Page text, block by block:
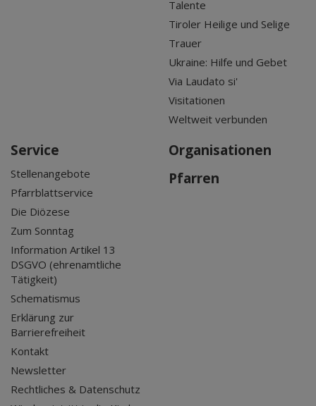
Talente
Tiroler Heilige und Selige
Trauer
Ukraine: Hilfe und Gebet
Via Laudato si'
Visitationen
Weltweit verbunden
Service
Stellenangebote
Pfarrblattservice
Die Diözese
Zum Sonntag
Information Artikel 13
DSGVO (ehrenamtliche
Tätigkeit)
Schematismus
Erklärung zur
Barrierefreiheit
Kontakt
Newsletter
Rechtliches & Datenschutz
Organisationen
Pfarren